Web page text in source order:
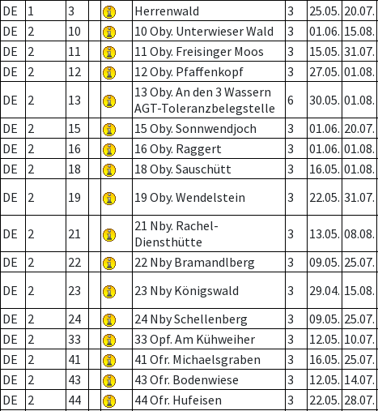
DE
1 3 Herrenwald 3 25.05. 20.07.
DE
2 10 10 Oby. Unterwieser Wald 3 01.06. 15.08.
DE
2 11 11 Oby. Freisinger Moos 3 15.05. 31.07.
DE
2 12 12 Oby. Pfaffenkopf 3 27.05. 01.08.
DE
2 13
13 Oby. An den 3 Wassern
AGT-Toleranzbelegstelle
6 30.05. 01.08.
DE
2 15 15 Oby. Sonnwendjoch 3 01.06. 20.07.
DE
2 16 16 Oby. Raggert 3 01.06. 01.08.
DE
2 18 18 Oby. Sauschütt 3 16.05. 01.08.
DE
2 19 19 Oby. Wendelstein 3 22.05. 31.07.
DE 2 21
21 Nby. Rachel-
Diensthütte
3 13.05. 08.08.
DE
2 22 22 Nby Bramandlberg 3 09.05. 25.07.
DE
2 23 23 Nby Königswald 3 29.04. 15.08.
DE
2 24 24 Nby Schellenberg 3 09.05. 25.07.
DE
2 33 33 Opf. Am Kühweiher 3 12.05. 10.07.
DE
2 41 41 Ofr. Michaelsgraben 3 16.05. 25.07.
DE
2 43 43 Ofr. Bodenwiese 3 12.05. 14.07.
DE
2 44 44 Ofr. Hufeisen 3 22.05. 28.07.